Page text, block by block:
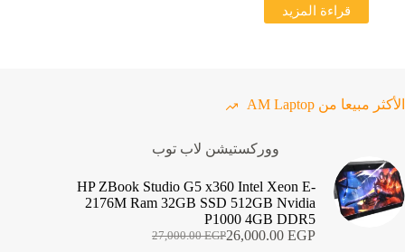
قراءة المزيد
الأكثر مبيعا من AM Laptop
ووركستيشن لاب توب
HP ZBook Studio G5 x360 Intel Xeon E-
2176M Ram 32GB SSD 512GB Nvidia
P1000 4GB DDR5
27,000.00EGP
السعر26,000.00 EGP
السعر